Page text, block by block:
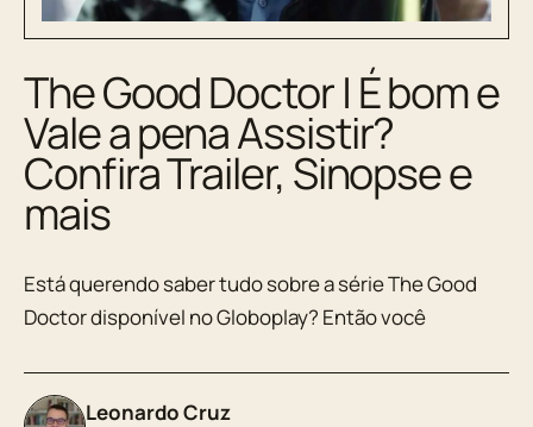
The Good Doctor | É bom e
Vale a pena Assistir?
Confira Trailer, Sinopse e
mais
Está querendo saber tudo sobre a série The Good
Doctor disponível no Globoplay? Então você
Leonardo Cruz